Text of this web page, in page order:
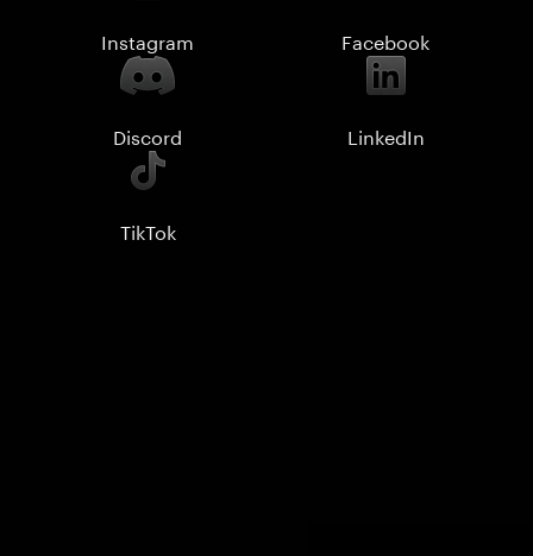
Instagram Facebook
Discord LinkedIn
TikTok